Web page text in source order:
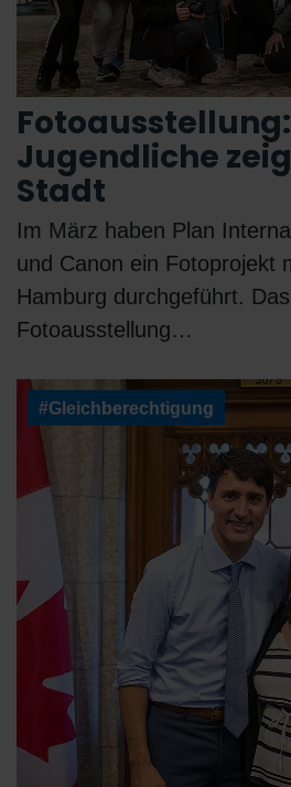
Fotoausstellung:
Jugendliche
Stadt
Im März haben Plan
und Canon ein Fotoprojekt
Hamburg durchgeführt.
Fotoausstellung…
#Gleichberechtigung